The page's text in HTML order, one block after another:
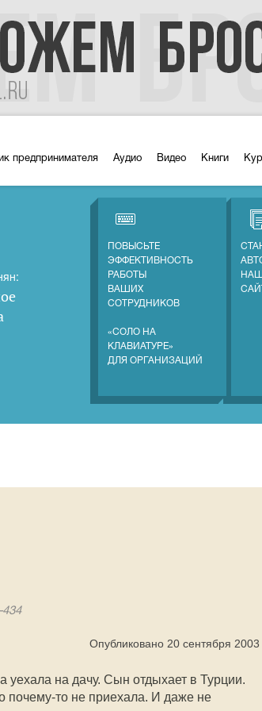
предпринимателя Аудио Видео Книги
ПОВЫСЬТЕ
ЭФФЕКТИВНОСТЬ
РАБОТЫ
ВАШИХ
СОТРУДНИКОВ
«СОЛО НА
КЛАВИАТУРЕ»
ДЛЯ ОРГАНИЗАЦИЙ
Опубликовано 20 сентября 2003
на дачу. Сын отдыхает в Турции.
почему-то не приехала. И даже не